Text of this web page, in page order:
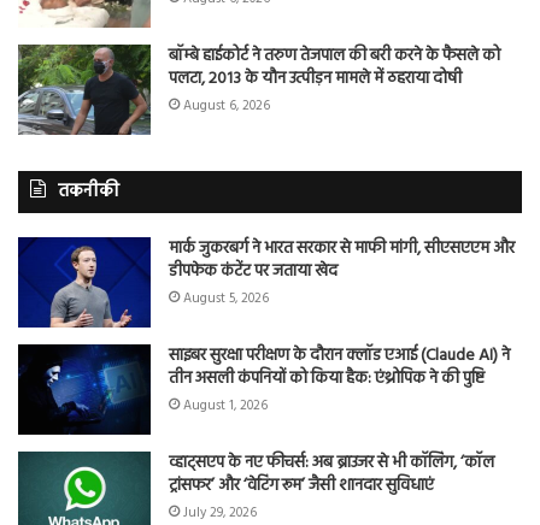
बॉम्बे हाईकोर्ट ने तरुण तेजपाल की बरी करने के फैसले को
पलटा, 2013 के यौन उत्पीड़न मामले में ठहराया दोषी
August 6, 2026
तकनीकी
मार्क जुकरबर्ग ने भारत सरकार से माफी मांगी, सीएसएएम और
डीपफेक कंटेंट पर जताया खेद
August 5, 2026
साइबर सुरक्षा परीक्षण के दौरान क्लॉड एआई (Claude AI) ने
तीन असली कंपनियों को किया हैक: एंथ्रोपिक ने की पुष्टि
August 1, 2026
व्हाट्सएप के नए फीचर्स: अब ब्राउजर से भी कॉलिंग, ‘कॉल
ट्रांसफर’ और ‘वेटिंग रूम’ जैसी शानदार सुविधाएं
July 29, 2026